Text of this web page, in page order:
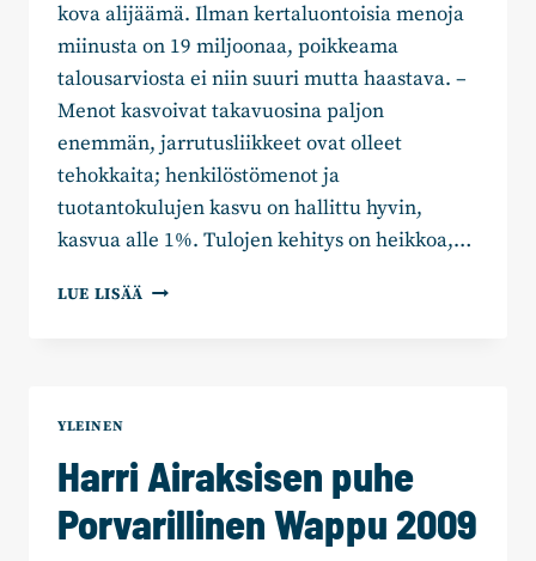
kova alijäämä. Ilman kertaluontoisia menoja
miinusta on 19 miljoonaa, poikkeama
talousarviosta ei niin suuri mutta haastava. –
Menot kasvoivat takavuosina paljon
enemmän, jarrutusliikkeet ovat olleet
tehokkaita; henkilöstömenot ja
tuotantokulujen kasvu on hallittu hyvin,
kasvua alle 1%. Tulojen kehitys on heikkoa,…
LUE LISÄÄ KOKOOMUKSESSA
VALTUUSTO
14.3.
YLEINEN
Harri Airaksisen puhe
Porvarillinen Wappu 2009